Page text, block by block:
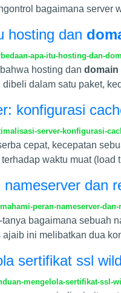
bagaimana server
hosting dan
apa-itu-hosting-dan-
hosting dan domain
dalam satu paket,
konfigurasi
server-konfigurasi-
cepat, kecepatan
waktu muat
nameserver dan
peran-nameserver-
bagaimana sebuah
ini melibatkan dua
sertifikat ssl
mengelola-sertifikat-ssl-